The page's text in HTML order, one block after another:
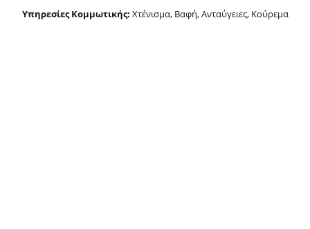
Υπηρεσίες Κομμωτικής: Χτένισμα, Βαφή, Ανταύγειες, Κούρεμα